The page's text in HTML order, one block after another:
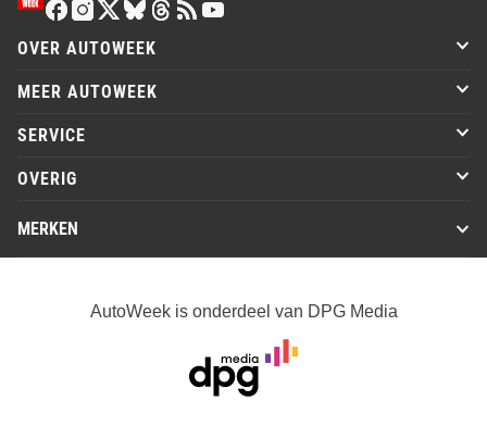
OVER AUTOWEEK
MEER AUTOWEEK
SERVICE
OVERIG
MERKEN
AutoWeek is onderdeel van DPG Media